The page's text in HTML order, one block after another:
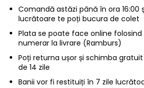
Comandă astăzi până în ora 16:00
lucrătoare te poți bucura de colet
Plata se poate face online
numerar la livrare (Ramburs)
Poți returna ușor și schimba
de 14 zile
Banii vor fi restituiți în 7 zile